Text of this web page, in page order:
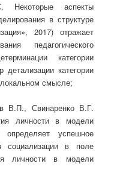
аспекты
в структуре
2017) отражает
педагогического
категории
детализации категории
смысле;
В.П., Свинаренко В.Г.
личности в модели
определяет успешное
социализации в поле
личности в модели